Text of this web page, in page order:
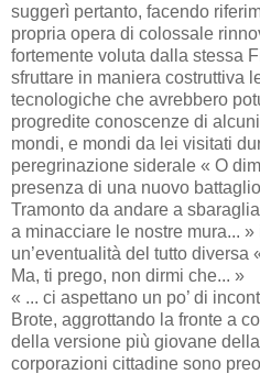
suggerì pertanto, facendo
propria opera di colossale
fortemente voluta dalla stessa
sfruttare in maniera costruttiva
tecnologiche che avrebbero
progredite conoscenze di
mondi, e mondi da lei visitati
peregrinazione siderale « O
presenza di una nuovo
Tramonto da andare a
a minacciare le nostre mura...
un’eventualità del tutto diversa
Ma, ti prego, non dirmi che... »
« ... ci aspettano un po’ di
Brote, aggrottando la fronte a
della versione più giovane
corporazioni cittadine sono